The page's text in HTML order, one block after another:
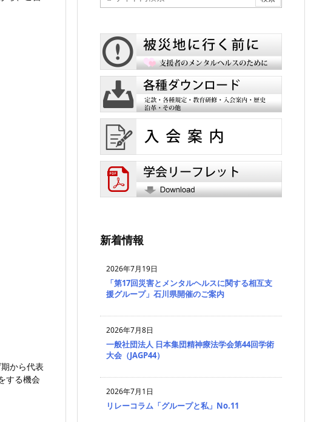
から代表
する機会
新着情報
2026年7月19日
「第17回災害とメンタルヘルスに関する相互支
援グループ」石川県開催のご案内
2026年7月8日
一般社団法人 日本集団精神療法学会第44回学術
大会（JAGP44）
2026年7月1日
リレーコラム「グループと私」No.11